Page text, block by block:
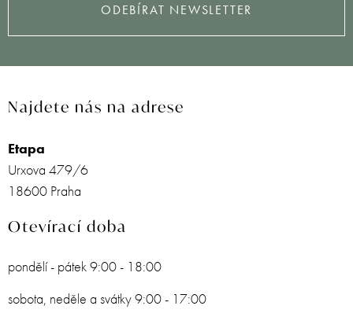
ODEBÍRAT NEWSLETTER
Najdete nás na adrese
Etapa
Urxova 479/6
18600 Praha
Otevírací doba
pondělí - pátek 9:00 - 18:00
sobota, neděle a svátky 9:00 - 17:00